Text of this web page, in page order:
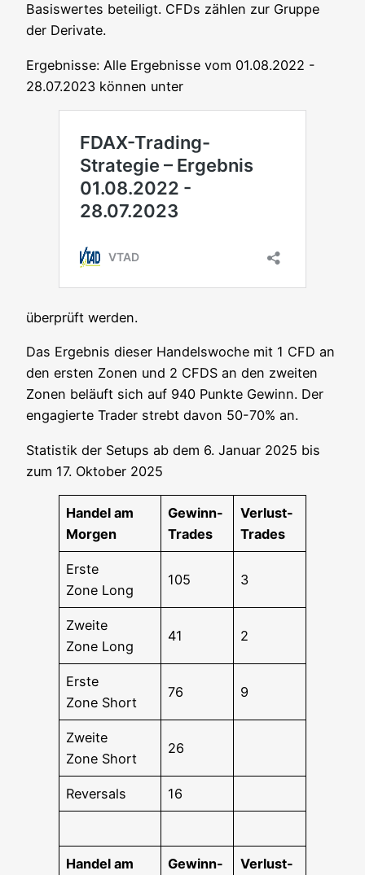
Basis­wer­tes betei­ligt. CFDs zäh­len zur Grup­pe
der Derivate.
Ergeb­nis­se: Alle Ergeb­nis­se vom 01.08.2022 -
28.07.2023 kön­nen unter
über­prüft werden.
Das Ergeb­nis die­ser Han­dels­wo­che mit 1 CFD an
den ers­ten Zonen und 2 CFDS an den zwei­ten
Zonen beläuft sich auf 940 Punk­te Gewinn. Der
enga­gier­te Trader strebt davon 50-70% an.
Sta­tis­tik der Set­ups ab dem 6. Janu­ar 2025 bis
zum 17. Okto­ber 2025
Han­del am
Morgen
Gewinn-
Trades
Ver­lust-
Trades
Ers­te
Zone Long
105 3
Zwei­te
Zone Long
41 2
Ers­te
Zone Short
76 9
Zwei­te
Zone Short
26
Rever­sals 16
Han­del am
Gewinn-
Ver­lust-